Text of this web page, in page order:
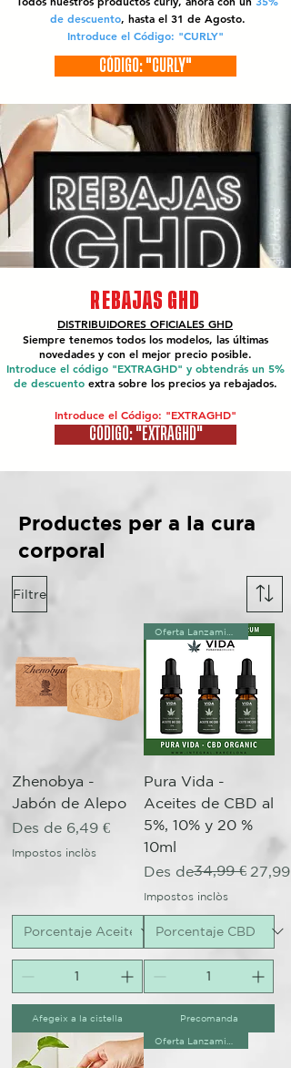
de descuento, hasta el 31 de Agosto.
Introduce el Código: "CURLY"
CÓDIGO: "CURLY"
REBAJAS GHD
DISTRIBUIDORES OFICIALES GHD
Siempre tenemos todos los modelos, las últimas
novedades y con el mejor precio posible.
Introduce el código "EXTRAGHD" y obtendrás un 5%
de descuento extra sobre los precios ya rebajados.
Introduce el Código: "EXTRAGHD"
CÓDIGO: "EXTRAGHD"
Productes per a la cura
corporal
Filtre
Zhenobya -
Jabón de Alepo
Des de 6,49 €
Preu d'oferta
Impostos inclòs
Afegeix a la cistella
Pura Vida -
Aceites de CBD al
5%, 10% y 20 %
10ml
Des de
Preu normal
34,99 € 27,99
Preu d'oferta
Impostos inclòs
Precomanda